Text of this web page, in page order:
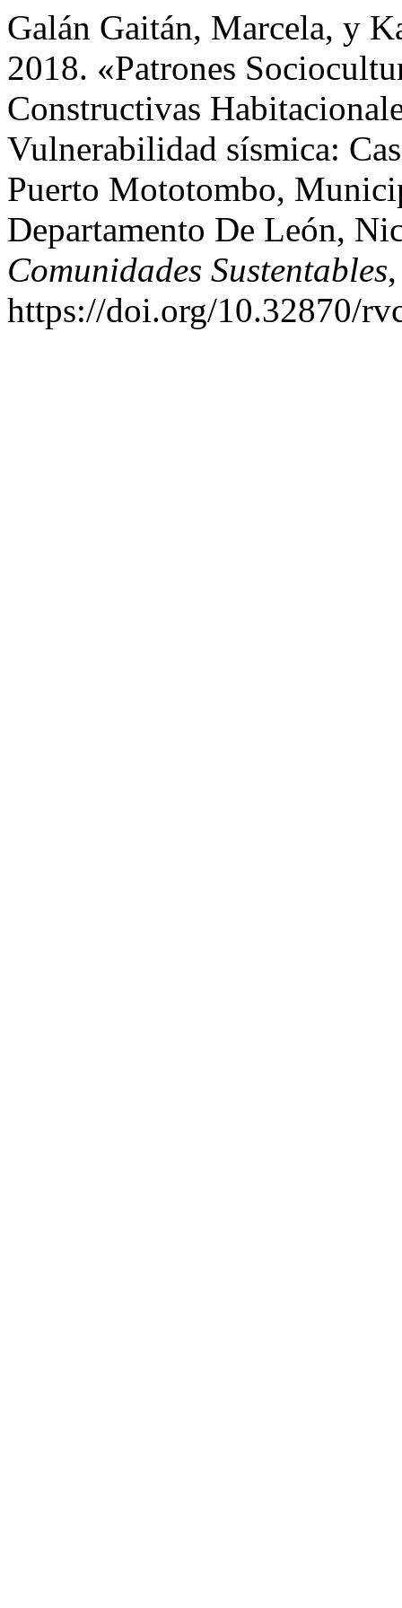
Galán Gaitán, Marcela, y
2018. «Patrones
Constructivas
Vulnerabilidad sísmica:
Puerto Mototombo,
Departamento De León,
Comunidades Sustentables
https://doi.org/10.32870/